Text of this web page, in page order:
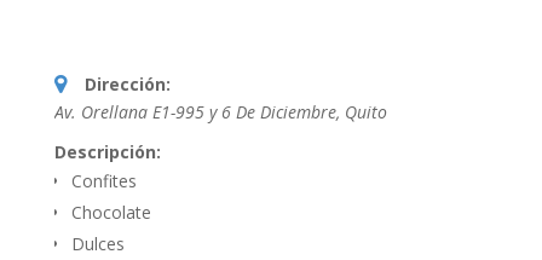
Dirección:
Av. Orellana E1-995 y 6 De Diciembre, Quito
Descripción:
Confites
Chocolate
Dulces